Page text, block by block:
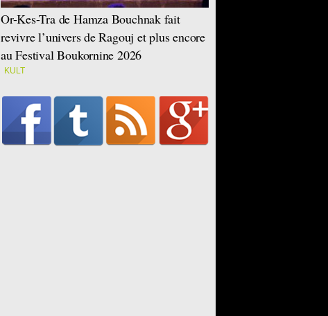
Or-Kes-Tra de Hamza Bouchnak fait
revivre l’univers de Ragouj et plus encore
au Festival Boukornine 2026
KULT